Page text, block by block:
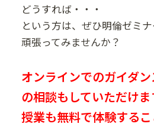
どうすれば・・・
という方は、ぜひ明倫ゼミ
頑張ってみませんか？
オンラインでのガイダ
の相談もしていただけま
授業も無料で体験するこ